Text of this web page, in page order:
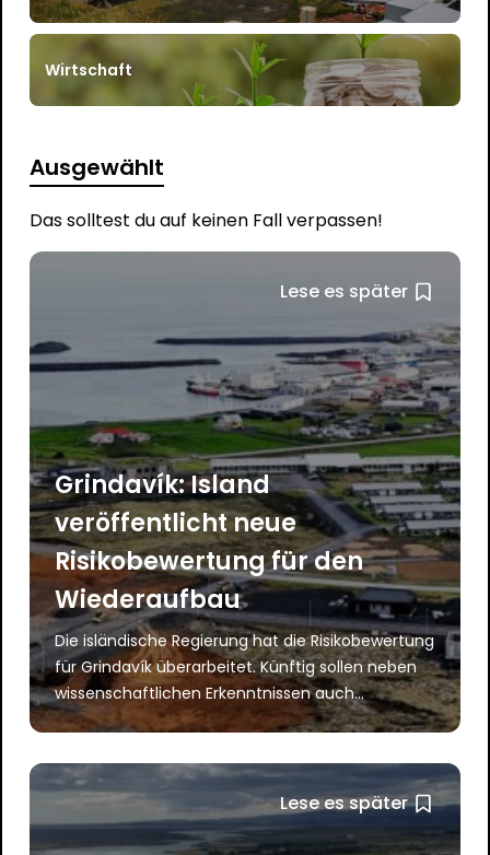
Wirtschaft
Ausgewählt
Das solltest du auf keinen Fall verpassen!
Lese es später
Grindavík: Island
veröffentlicht neue
Risikobewertung für den
Wiederaufbau
Die isländische Regierung hat die Risikobewertung
für Grindavík überarbeitet. Künftig sollen neben
wissenschaftlichen Erkenntnissen auch...
Lese es später